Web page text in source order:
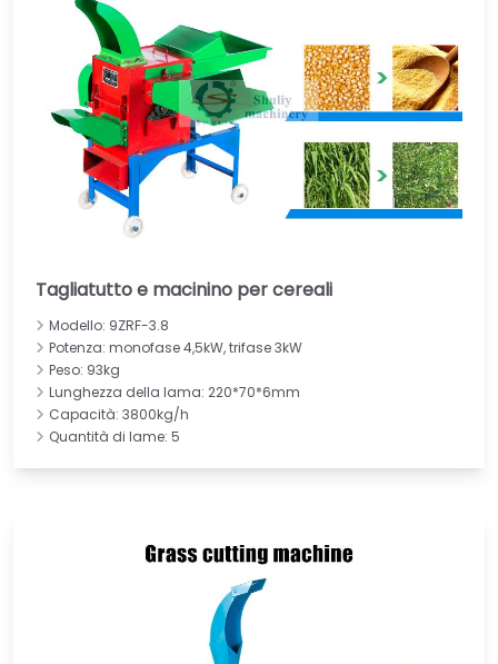
Tagliatutto e macinino per cereali
Modello: 9ZRF-3.8
Potenza: monofase 4,5kW, trifase 3kW
Peso: 93kg
Lunghezza della lama: 220*70*6mm
Capacità: 3800kg/h
Quantità di lame: 5